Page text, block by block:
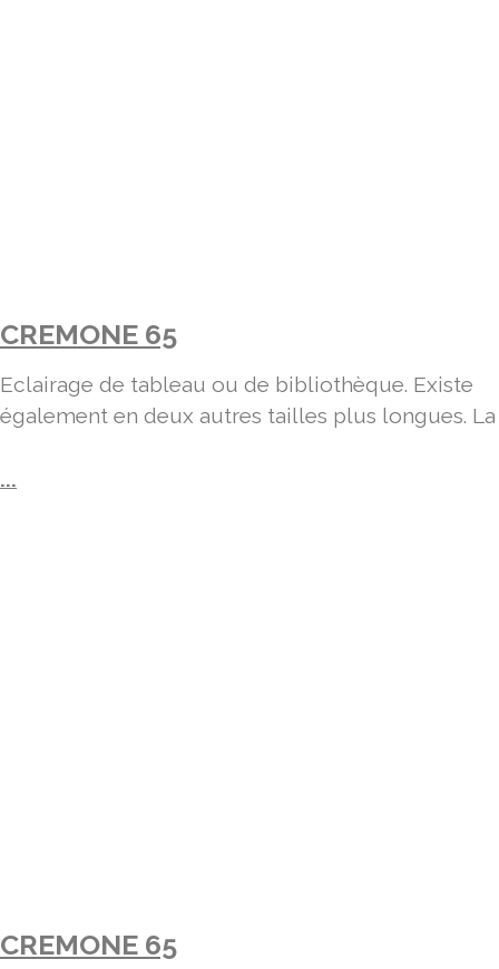
CREMONE 65
Eclairage de tableau ou de bibliothèque. Existe
également en deux autres tailles plus longues. La
...
CREMONE 65